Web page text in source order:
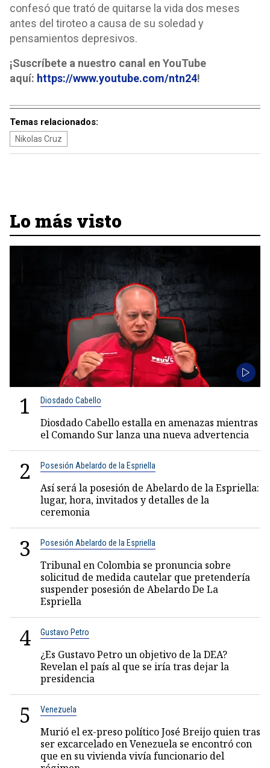
confesó que trató de quitarse la vida dos meses
antes del tiroteo a causa de su soledad y
pensamientos depresivos.
¡Suscríbete a nuestro canal en YouTube
aquí: https://www.youtube.com/ntn24!
Temas relacionados:
Nikolas Cruz
Lo más visto
1 Diosdado Cabello
Diosdado Cabello estalla en amenazas mientras
el Comando Sur lanza una nueva advertencia
2 Posesión Abelardo de la Espriella
Así será la posesión de Abelardo de la Espriella:
lugar, hora, invitados y detalles de la
ceremonia
3 Posesión Abelardo de la Espriella
Tribunal en Colombia se pronuncia sobre
solicitud de medida cautelar que pretendería
suspender posesión de Abelardo De La
Espriella
4 Gustavo Petro
¿Es Gustavo Petro un objetivo de la DEA?
Revelan el país al que se iría tras dejar la
presidencia
5 Venezuela
Murió el ex-preso político José Breijo quien tras
ser excarcelado en Venezuela se encontró con
que en su vivienda vivía funcionario del